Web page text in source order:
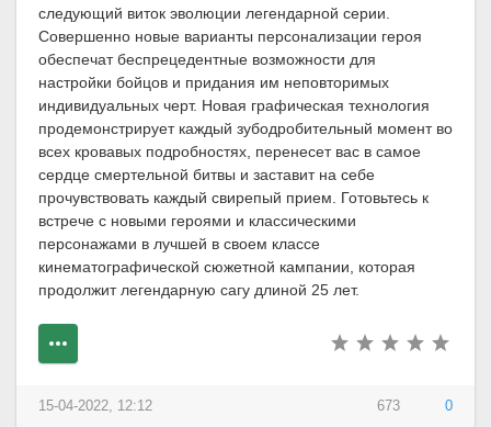
следующий виток эволюции легендарной серии.
Совершенно новые варианты персонализации героя
обеспечат беспрецедентные возможности для
настройки бойцов и придания им неповторимых
индивидуальных черт. Новая графическая технология
продемонстрирует каждый зубодробительный момент во
всех кровавых подробностях, перенесет вас в самое
сердце смертельной битвы и заставит на себе
прочувствовать каждый свирепый прием. Готовьтесь к
встрече с новыми героями и классическими
персонажами в лучшей в своем классе
кинематографической сюжетной кампании, которая
продолжит легендарную сагу длиной 25 лет.
673 0
15-04-2022, 12:12